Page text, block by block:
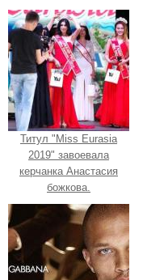
Титул "Miss Eurasia
2019" завоевала
керчанка Анастасия
божкова.